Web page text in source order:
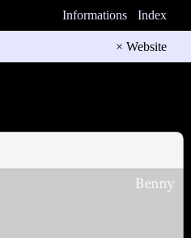
Informations Index
× Website